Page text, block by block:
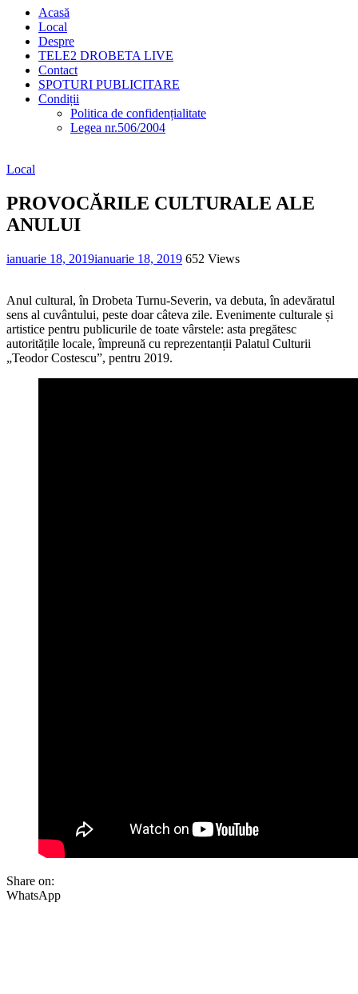
Acasă
Local
Despre
TELE2 DROBETA LIVE
Contact
SPOTURI PUBLICITARE
Condiții
Politica de confidențialitate
Legea nr.506/2004
Local
PROVOCĂRILE CULTURALE ALE
ANULUI
ianuarie 18, 2019ianuarie 18, 2019 652 Views
Anul cultural, în Drobeta Turnu-Severin, va debuta, în adevăratul
sens al cuvântului, peste doar câteva zile. Evenimente culturale și
artistice pentru publicurile de toate vârstele: asta pregătesc
autoritățile locale, împreună cu reprezentanții Palatul Culturii
„Teodor Costescu”, pentru 2019.
Share on:
WhatsApp